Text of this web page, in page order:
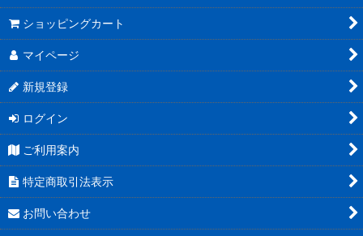
ショッピングカート
マイページ
新規登録
ログイン
ご利用案内
特定商取引法表示
お問い合わせ